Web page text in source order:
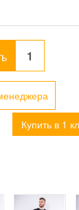
Купить в 1